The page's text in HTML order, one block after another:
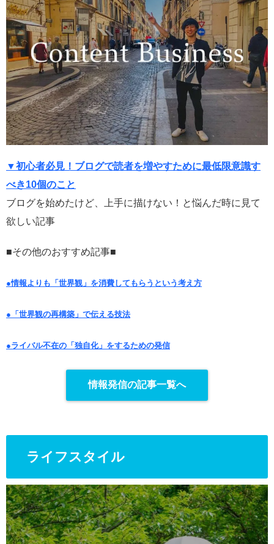
▼初心者必見！ブログで読者を増やすために最低限意識す
べき10個のこと
ブログを始めたけど、上手に描けない！と悩んだ時に見て
欲しい記事
■その他のおすすめ記事■
●情報よりも「世界観」を消費してもらうという考え方
●「世界観の再構築」で伝える技法
●ライバル不在の「独自化」をするための発信
情報発信の記事一覧へ
ライフスタイル